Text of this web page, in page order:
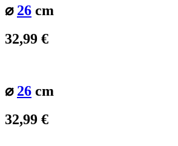
⌀ 26 cm
32,99 €
⌀ 26 cm
32,99 €